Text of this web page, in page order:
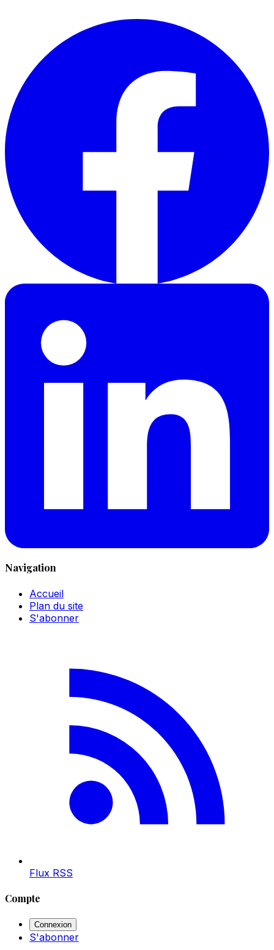
Navigation
Accueil
Plan du site
S'abonner
Flux RSS
Compte
Connexion
S'abonner